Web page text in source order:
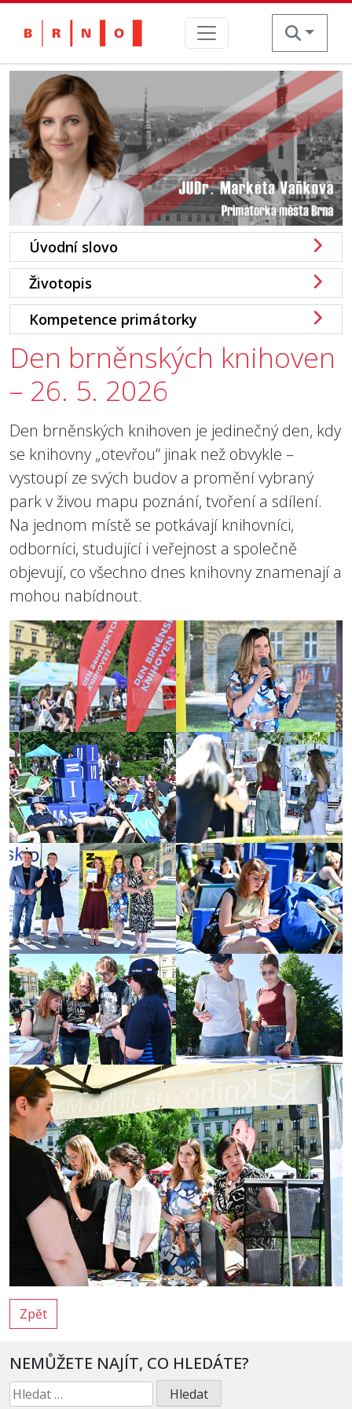
Skip
content
Úvodní slovo
Životopis
Kompetence primátorky
Den brněnských knihoven
– 26. 5. 2026
Den brněnských knihoven je jedinečný den, kdy
se knihovny „otevřou“ jinak než obvykle –
vystoupí ze svých budov a promění vybraný
park v živou mapu poznání, tvoření a sdílení.
Na jednom místě se potkávají knihovníci,
odborníci, studující i veřejnost a společně
objevují, co všechno dnes knihovny znamenají a
mohou nabídnout.
Zpět
NEMŮŽETE NAJÍT, CO HLEDÁTE?
Vyhledávání